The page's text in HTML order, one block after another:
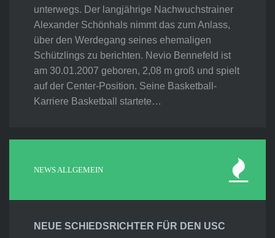
unterwegs. Der langjährige Nachwuchstrainer
Alexander Schönhals nimmt das zum Anlass,
über den Werdegang seines ehemaligen
Schützlings zu berichten. Nevio Bennefeld ist
am 30.01.2007 geboren, 2,08 m groß und spielt
auf der Center-Position. Seine Basketball-
Karriere Basketball startete…
NEWS ALLGEMEIN
NEUE SCHIEDSRICHTER FÜR DEN USC